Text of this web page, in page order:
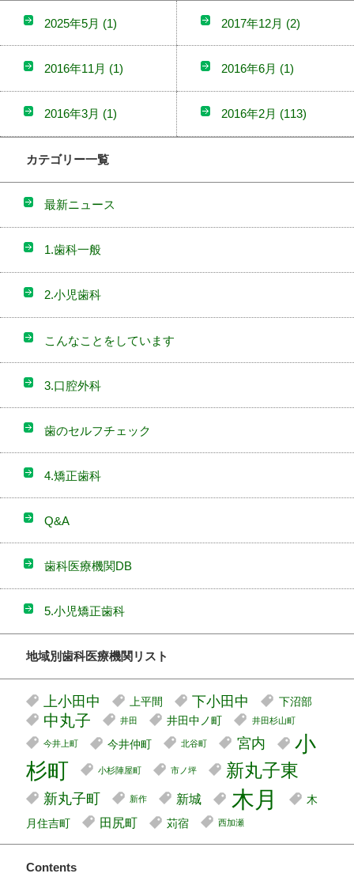
2025年5月 (1) 2017年12月 (2)
2016年11月 (1) 2016年6月 (1)
2016年3月 (1) 2016年2月 (113)
カテゴリー一覧
最新ニュース
1.歯科一般
2.小児歯科
こんなことをしています
3.口腔外科
歯のセルフチェック
4.矯正歯科
Q&A
歯科医療機関DB
5.小児矯正歯科
地域別歯科医療機関リスト
上小田中 上平間 下小田中 下沼部
中丸子 井田 井田中ノ町 井田杉山町
今井上町 今井仲町 北谷町 宮内
小
杉町
小杉陣屋町 市ノ坪 新丸子東
新丸子町 新作 新城 木月
木
月住吉町
田尻町 苅宿 西加瀬
Contents